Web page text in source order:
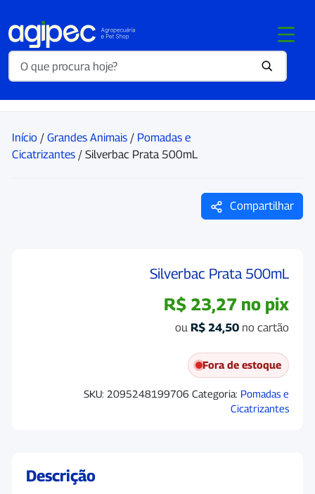
Início / Grandes Animais / Pomadas e
Cicatrizantes / Silverbac Prata 500mL
Compartilhar
Silverbac Prata 500mL
R$ 23,27 no pix
ou R$ 24,50 no cartão
Fora de estoque
SKU: 2095248199706 Categoria: Pomadas e
Cicatrizantes
Descrição